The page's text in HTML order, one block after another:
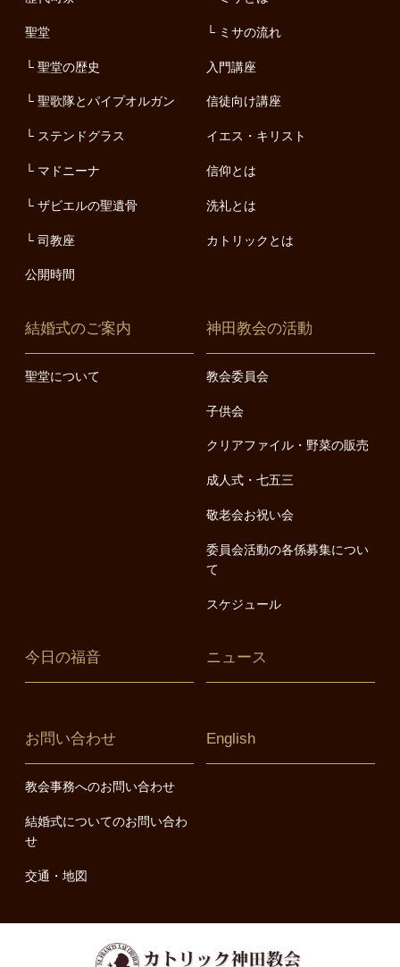
聖堂
聖堂の歴史
聖歌隊とパイプオルガン
ステンドグラス
マドニーナ
ザビエルの聖遺骨
司教座
公開時間
ミサの流れ
入門講座
信徒向け講座
イエス・キリスト
信仰とは
洗礼とは
カトリックとは
結婚式のご案内
聖堂について
神田教会の活動
教会委員会
子供会
クリアファイル・野菜の販売
成人式・七五三
敬老会お祝い会
委員会活動の各係募集につい
て
スケジュール
今日の福音 ニュース
お問い合わせ
教会事務へのお問い合わせ
結婚式についてのお問い合わ
せ
交通・地図
English